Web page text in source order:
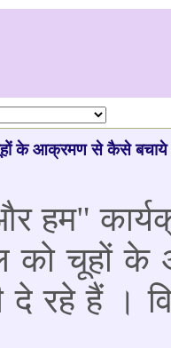
के आक्रमण से कैसे बचाये
हम"
को चूहों
दे रहे हैं ।